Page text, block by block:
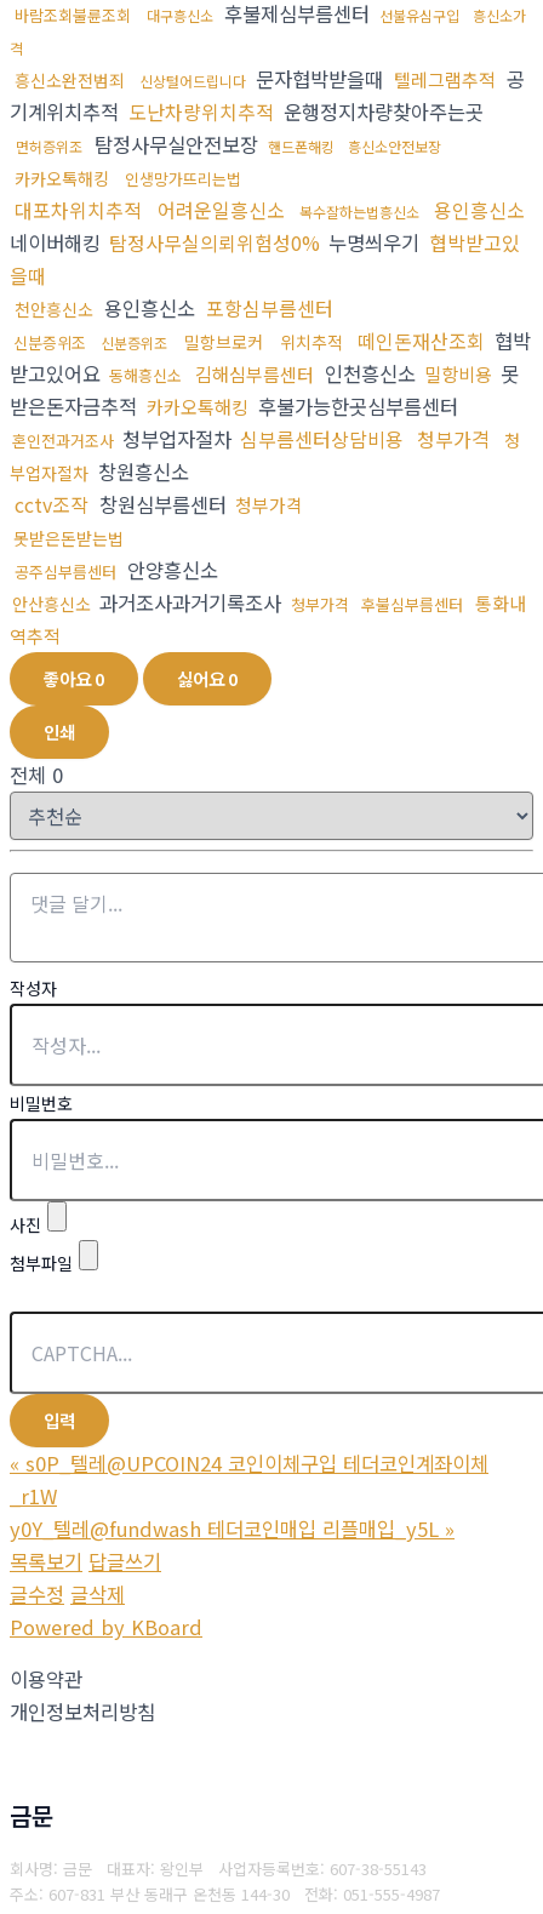
바람조회불륜조회 대구흥신소 후불제심부름센터 선불유심구입
흥신소가
격
흥신소완전범죄 신상털어드립니다 문자협박받을때 텔레그램추적 공
기계위치추적 도난차량위치추적 운행정지차량찾아주는곳
면허증위조 탐정사무실안전보장 핸드폰해킹 흥신소안전보장
카카오톡해킹 인생망가뜨리는법
대포차위치추적 어려운일흥신소 복수잘하는법흥신소
용인흥신소
네이버해킹 탐정사무실의뢰위험성0% 누명씌우기 협박받고있
을때
천안흥신소 용인흥신소 포항심부름센터
신분증위조 신분증위조 밀항브로커 위치추적 떼인돈재산조회 협박
받고있어요 동해흥신소 김해심부름센터 인천흥신소 밀항비용 못
받은돈자금추적 카카오톡해킹 후불가능한곳심부름센터
혼인전과거조사 청부업자절차 심부름센터상담비용 청부가격
청
부업자절차 창원흥신소
cctv조작 창원심부름센터 청부가격
못받은돈받는법
공주심부름센터 안양흥신소
안산흥신소 과거조사과거기록조사 청부가격 후불심부름센터 통화내
역추적
좋아요0 싫어요0
인쇄
전체 0
작성자
비밀번호
사진
첨부파일
« s0P_텔레@UPCOIN24 코인이체구입 테더코인계좌이체
_r1W
y0Y_텔레@fundwash 테더코인매입 리플매입_y5L »
목록보기 답글쓰기
글수정 글삭제
Powered by KBoard
이용약관
개인정보처리방침
금문
회사명: 금문 대표자: 왕인부 사업자등록번호: 607-38-55143
주소: 607-831 부산 동래구 온천동 144-30 전화: 051-555-4987